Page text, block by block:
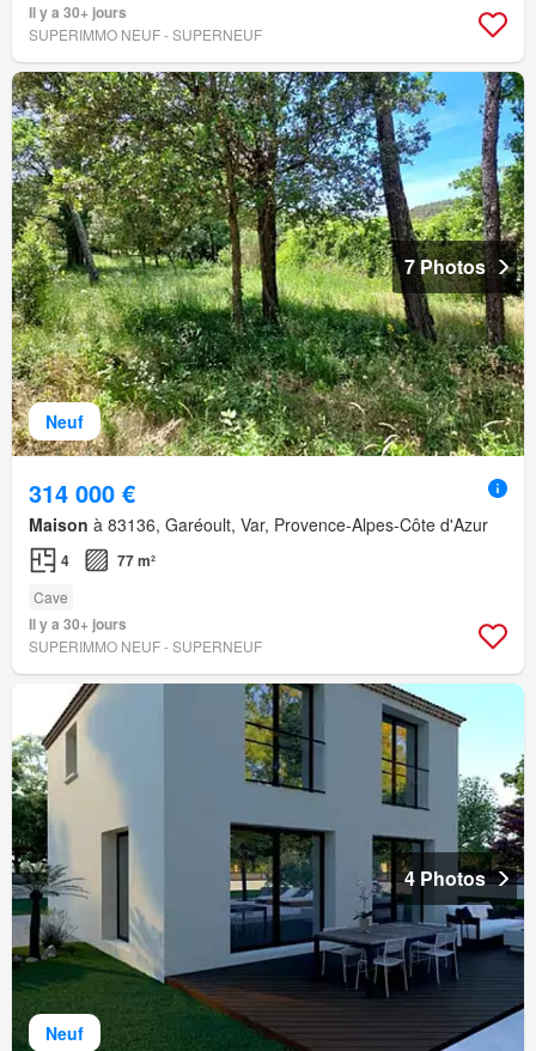
Il y a 30+ jours
SUPERIMMO NEUF - SUPERNEUF
Neuf
7 Photos
314 000 €
Maison à 83136, Garéoult, Var, Provence-Alpes-Côte d'Azur
4 77 m²
Cave
Il y a 30+ jours
SUPERIMMO NEUF - SUPERNEUF
Neuf
4 Photos